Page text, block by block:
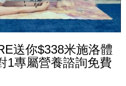
送你$338米施洛體
1專屬營養諮詢免費